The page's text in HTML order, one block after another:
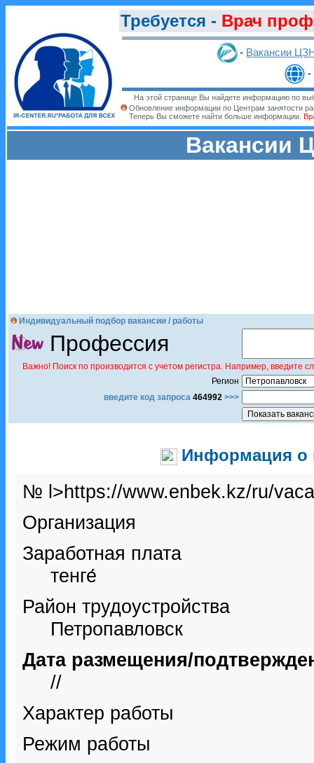
Требуется - Врач
- Вакансии
-
На этой странице Вы найдете информацию по
Обновление информации по Центрам занятости
Теперь Вы сможете найти больше информации.
Вакансии
Индивидуальный подбор вакансии / работы
Профессия
Важно! Поиск по производится с учетом регистра. Например,
Регион
введите код запроса 464992 >>>
Информация о
№ l>https://www.enbek.kz/ru/
Организация
Заработная плата
тенге́
Район трудоустройства
Петропавловск
Дата размещения/
//
Характер работы
Режим работы